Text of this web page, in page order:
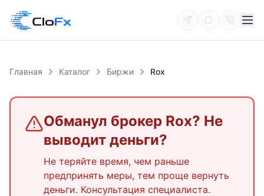
Главная Каталог Биржи Rox
Обманул брокер Rox? Не
выводит деньги?
Не теряйте время, чем раньше
предпринять меры, тем проще вернуть
деньги. Консультация специалиста.